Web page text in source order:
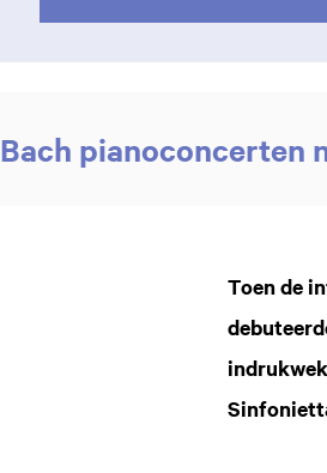
Bach pianoconcerten
Toen de